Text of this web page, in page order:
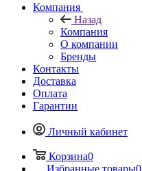
Компания
Назад
Компания
О компании
Бренды
Контакты
Доставка
Оплата
Гарантии
Личный кабинет
Корзина0
Избранные товары0